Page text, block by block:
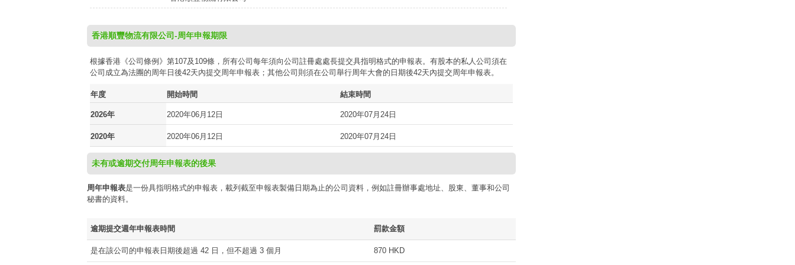
香港順豐物流有限公司-周年申報期限
根據香港《公司條例》第107及109條，所有公司每年須向公司註冊處處長提交具指明格式的申報表。有股本的私人公司須在
公司成立為法團的周年日後42天內提交周年申報表；其他公司則須在公司舉行周年大會的日期後42天內提交周年申報表。
年度 開始時間 結束時間
2026年 2020年06月12日 2020年07月24日
2020年 2020年06月12日 2020年07月24日
未有或逾期交付周年申報表的後果
周年申報表是一份具指明格式的申報表，載列截至申報表製備日期為止的公司資料，例如註冊辦事處地址、股東、董事和公司
秘書的資料。
逾期提交週年申報表時間 罰款金額
是在該公司的申報表日期後超過 42 日，但不超過 3 個月 870 HKD